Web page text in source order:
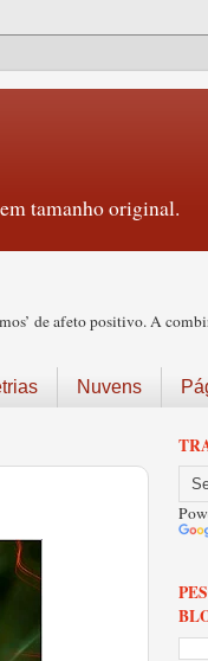
tamanho original.
de afeto positivo. A
Nuvens